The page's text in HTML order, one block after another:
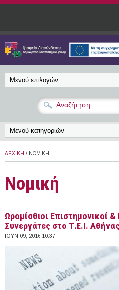
Παράκαμψη προς το κυρίως
ΑΡΧΙΚΉ / ΝΟΜΙΚΉ
Νομική
Ωρομίσθιοι Επιστημονικοί &
Συνεργάτες στο Τ.Ε.Ι. Αθήνας
ΙΟΥΝ 09, 2016 10:37